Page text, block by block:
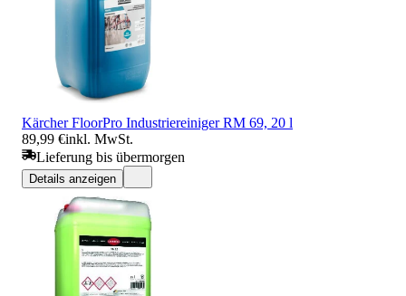
Kärcher FloorPro Industriereiniger RM 69, 20 l
89,99 €inkl. MwSt.
Lieferung bis übermorgen
Details anzeigen